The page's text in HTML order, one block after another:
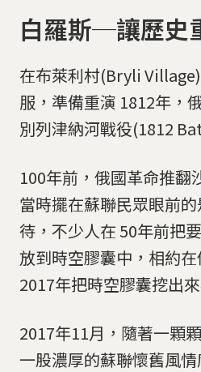
白羅斯─讓歷史
在布萊利村(Bryli
服，準備重演 1812年，
別列津納河戰役(1812
100年前，俄國革命推翻
當時擺在蘇聯民眾眼前
待，不少人在 50年前把
放到時空膠囊中，相約
2017年把時空膠囊挖出來
2017年11月，隨著一顆
一股濃厚的蘇聯懷舊風